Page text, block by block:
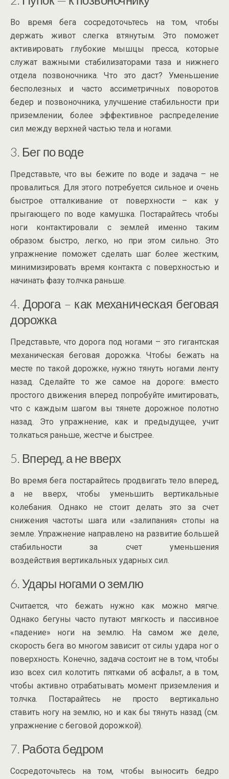
Во время бега сосредоточьтесь на том, чтобы
держать живот слегка втянутым. Это поможет
активировать глубокие мышцы пресса, которые
служат важными стабилизаторами таза и нижнего
отдела позвоночника. Что это даст? Уменьшение
бесполезных и часто ассиметричных поворотов
бедер и позвоночника, улучшение стабильности при
приземлении, более эффективное распределение
сил между верхней частью тела и ногами.
3. Бег по воде
Представьте, что вы бежите по воде и задача – не
провалиться. Для этого потребуется сильное и очень
быстрое отталкивание от поверхности – как у
прыгающего по воде камушка. Постарайтесь чтобы
ноги контактировали с землей именно таким
образом: быстро, легко, но при этом сильно. Это
упражнение поможет сделать шаг более жестким,
минимизировать время контакта с поверхностью и
начинать фазу толчка раньше.
4. Дорога – как механическая беговая
дорожка
Представьте, что дорога под ногами – это гигантская
механическая беговая дорожка. Чтобы бежать на
месте по такой дорожке, нужно тянуть ногами ленту
назад. Сделайте то же самое на дороге: вместо
простого движения вперед попробуйте имитировать,
что с каждым шагом вы тянете дорожное полотно
назад. Это упражнение, как и предыдущее, учит
толкаться раньше, жестче и быстрее.
5. Вперед, а не вверх
Во время бега постарайтесь продвигать тело вперед,
а не вверх, чтобы уменьшить вертикальные
колебания. Однако не стоит делать это за счет
снижения частоты шага или «залипания» стопы на
земле. Упражнение направлено на развитие большей
стабильности за счет уменьшения
воздействия вертикальных ударных сил.
6. Удары ногами о землю
Считается, что бежать нужно как можно мягче.
Однако бегуны часто путают мягкость и пассивное
«падение» ноги на землю. На самом же деле,
скорость бега во многом зависит от силы удара ног о
поверхность. Конечно, задача состоит не в том, чтобы
изо всех сил колотить пятками об асфальт, а в том,
чтобы активно отрабатывать момент приземления и
толчка. Постарайтесь не просто вертикально
ставить ногу на землю, но и как бы тянуть назад (см.
упражнение с беговой дорожкой).
7. Работа бедром
Сосредоточьтесь на том, чтобы выносить бедро